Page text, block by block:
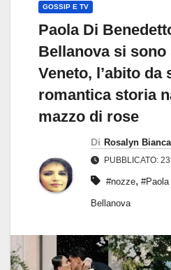
GOSSIP E TV
Paola Di
Bellanova si
Veneto, l’abito da
romantica storia
mazzo di rose
Di Rosalyn Bianca
PUBBLICATO:
#nozze,
Bellanova